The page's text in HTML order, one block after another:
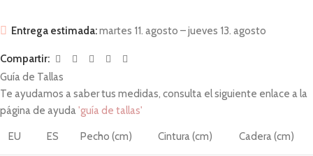
Entrega estimada:martes 11. agosto – jueves 13. agosto
Compartir:
Guía de Tallas
Te ayudamos a saber tus medidas, consulta el siguiente enlace a la
página de ayuda'guía de tallas'
EU ES Pecho (cm) Cintura (cm) Cadera (cm)